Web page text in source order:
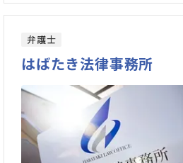
弁護士
はばたき法律事務所